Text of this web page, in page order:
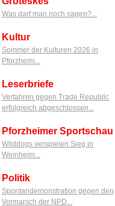
Was darf man noch sagen?...
Kultur
Sommer der Kulturen 2026 in
Pforzheim...
Leserbriefe
Verfahren gegen Trade Republic
erfolgreich abgeschlossen...
Pforzheimer Sportschau
Wilddogs verspielen Sieg in
Weinheim...
Politik
Spontandemonstration gegen den
Vormarsch der NPD...